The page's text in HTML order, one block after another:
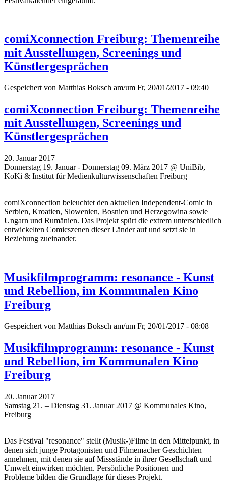
comiXconnection Freiburg: Themenreihe
mit Ausstellungen, Screenings und
Künstlergesprächen
Gespeichert von Matthias Boksch am/um Fr, 20/01/2017 - 09:40
comiXconnection Freiburg: Themenreihe
mit Ausstellungen, Screenings und
Künstlergesprächen
20. Januar 2017
Donnerstag 19. Januar - Donnerstag 09. März 2017 @ UniBib,
KoKi & Institut für Medienkulturwissenschaften Freiburg
comiXconnection beleuchtet den aktuellen Independent-Comic in
Serbien, Kroatien, Slowenien, Bosnien und Herzegowina sowie
Ungarn und Rumänien. Das Projekt spürt die extrem unterschiedlich
entwickelten Comicszenen dieser Länder auf und setzt sie in
Beziehung zueinander.
Musikfilmprogramm: resonance - Kunst
und Rebellion, im Kommunalen Kino
Freiburg
Gespeichert von Matthias Boksch am/um Fr, 20/01/2017 - 08:08
Musikfilmprogramm: resonance - Kunst
und Rebellion, im Kommunalen Kino
Freiburg
20. Januar 2017
Samstag 21. – Dienstag 31. Januar 2017 @ Kommunales Kino,
Freiburg
Das Festival "resonance" stellt (Musik-)Filme in den Mittelpunkt, in
denen sich junge Protagonisten und Filmemacher Geschichten
annehmen, mit denen sie auf Missstände in ihrer Gesellschaft und
Umwelt einwirken möchten. Persönliche Positionen und
Probleme bilden die Grundlage für dieses Projekt.